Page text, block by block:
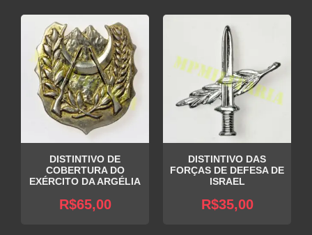
DISTINTIVO DE
COBERTURA DO
EXÉRCITO DA ARGÉLIA
R$65,00
DISTINTIVO DAS
FORÇAS DE DEFESA DE
ISRAEL
R$35,00